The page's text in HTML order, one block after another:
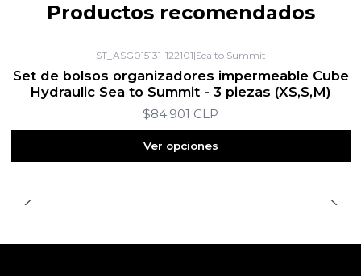
Productos recomendados
ST_ASG015131-122101|Sea to Summit
Set de bolsos organizadores impermeable Cube
Hydraulic Sea to Summit - 3 piezas (XS,S,M)
$84.901 CLP
Ver opciones